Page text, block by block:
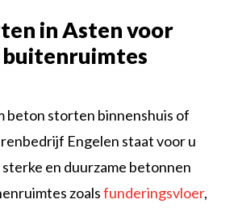
in Asten voor
buitenruimtes
beton storten binnenshuis of
Engelen staat voor u
en duurzame betonnen
zoalsfunderingsvloer,